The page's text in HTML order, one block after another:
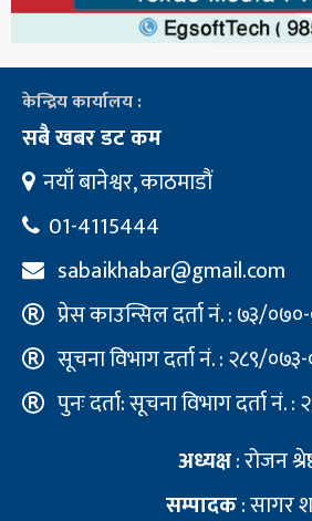
केन्द्रिय कार्यालय :
सबै खबर डट कम
नयाँ बानेश्वर, काठमाडौं
01-4115444
sabaikhabar@gmail.com
प्रेस काउन्सिल दर्ता नं. : ७३/
सूचना विभाग दर्ता नं. : २८९/
पुनः दर्ता: सूचना विभाग दर्ता
अध्यक्ष: रोजन
सम्पादक: सागर